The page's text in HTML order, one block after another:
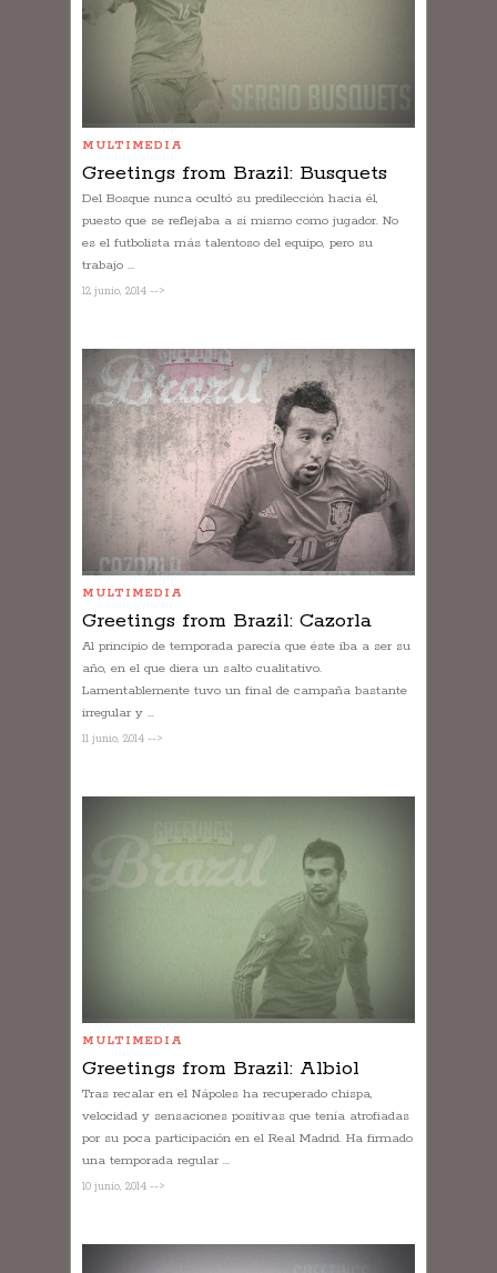
MULTIMEDIA
Greetings from Brazil: Busquets
Del Bosque nunca ocultó su predilección hacia él,
puesto que se reflejaba a sí mismo como jugador. No
es el futbolista más talentoso del equipo, pero su
trabajo ...
12 junio, 2014 -->
MULTIMEDIA
Greetings from Brazil: Cazorla
Al principio de temporada parecía que éste iba a ser su
año, en el que diera un salto cualitativo.
Lamentablemente tuvo un final de campaña bastante
irregular y ...
11 junio, 2014 -->
MULTIMEDIA
Greetings from Brazil: Albiol
Tras recalar en el Nápoles ha recuperado chispa,
velocidad y sensaciones positivas que tenía atrofiadas
por su poca participación en el Real Madrid. Ha firmado
una temporada regular ...
10 junio, 2014 -->